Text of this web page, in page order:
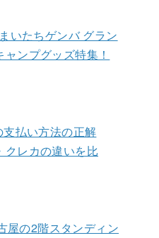
いたちゲンバ グラン
ンプグッズ特集！
支払い方法の正解
クレカの違いを比
屋の2階スタンディン